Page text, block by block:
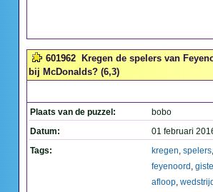
601962
Kregen de spelers van
bij McDonalds? (6,3)
Plaats van de puzzel:
bobo
Datum:
01 februari
Tags:
kregen, spelers,
feyenoord ,
afloop,